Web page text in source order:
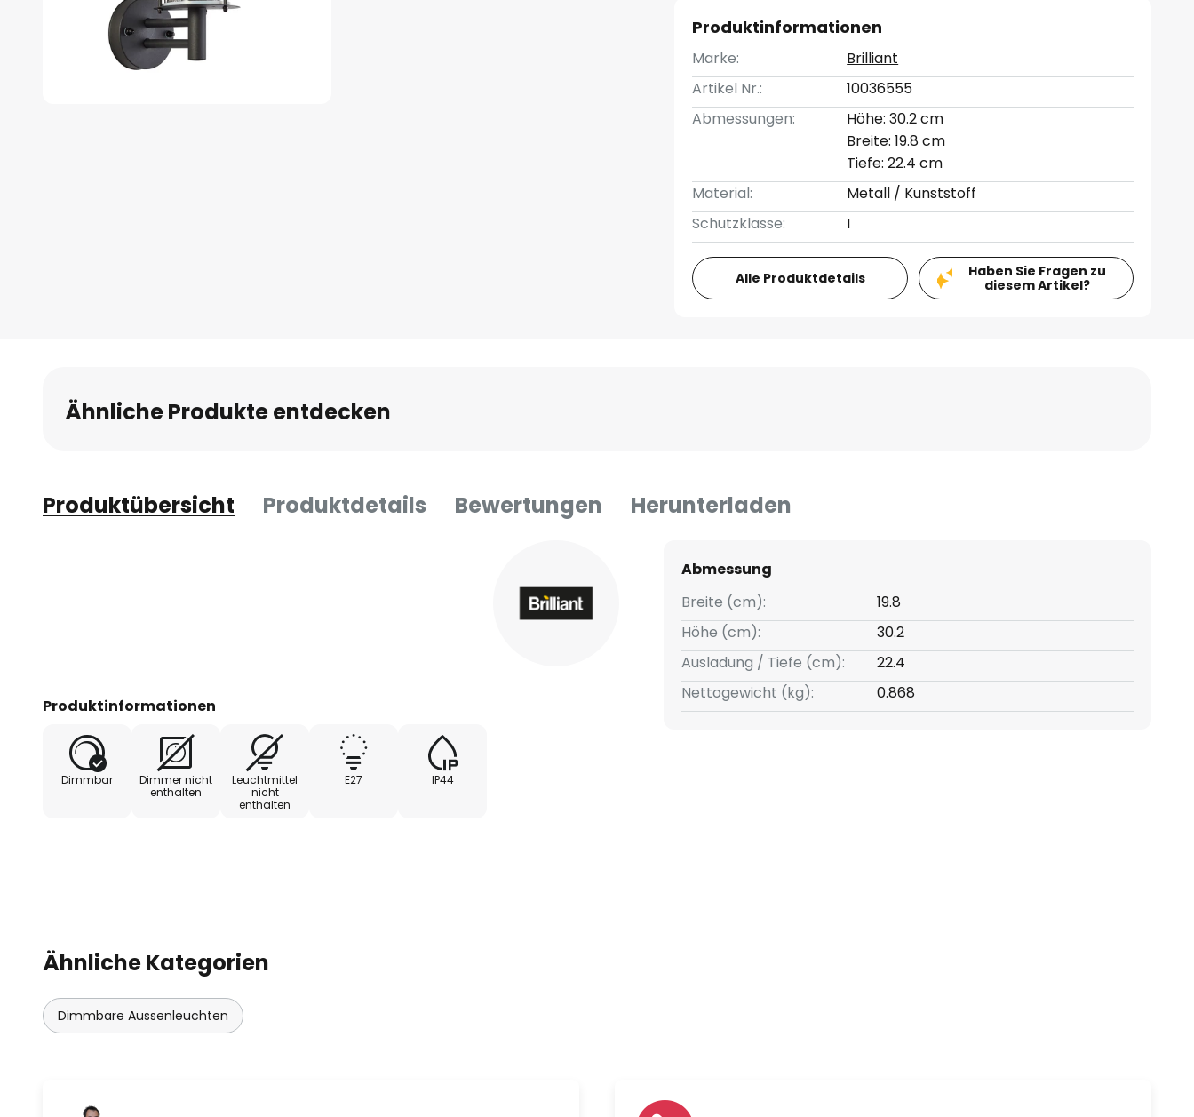
Produktinformationen
Marke:
Brilliant
Artikel Nr.:
10036555
Abmessungen:
Höhe: 30.2 cm
Breite: 19.8 cm
Tiefe: 22.4 cm
Material:
Metall / Kunststoff
Schutzklasse:
I
Alle Produktdetails
Haben Sie Fragen zu
diesem Artikel?
Ähnliche Produkte entdecken
Produktübersicht Produktdetails Bewertungen Herunterladen
Produktinformationen
Dimmbar
Dimmer nicht
enthalten
Leuchtmittel
nicht
enthalten
E27 IP44
Abmessung
Breite (cm):
19.8
Höhe (cm):
30.2
Ausladung / Tiefe (cm):
22.4
Nettogewicht (kg):
0.868
Ähnliche Kategorien
Dimmbare Aussenleuchten